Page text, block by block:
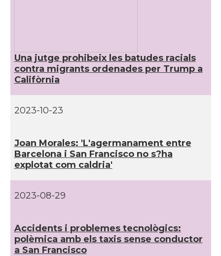
CAMON CATALANS A NEW YORK
CAMON Catalans a OKLAHOMA
CAMON
Catalans a Philadelphia,
Pennsylvania, USA
CAMON
CAMON
Una jutge prohibeix les batudes racials
contra migrants ordenades per Trump a
Califòrnia
2023-10-23
Joan Morales: 'L'agermanament entre
Barcelona i San Francisco no s?ha
explotat com caldria'
2023-08-29
Accidents i problemes tecnològics:
polèmica amb els taxis sense conductor
a San Francisco